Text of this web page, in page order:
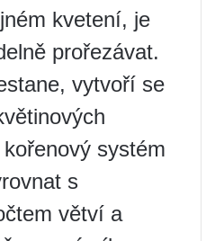
kvetení, je
prořezávat.
vytvoří se
systém
s
větví a